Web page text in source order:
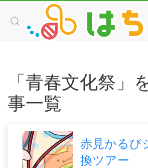
「青春文化祭」
事一覧
赤見かるび
換ツアー